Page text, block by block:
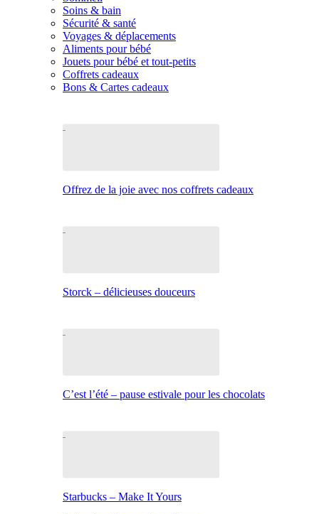
Soins & bain
Sécurité & santé
Voyages & déplacements
Aliments pour bébé
Jouets pour bébé et tout-petits
Coffrets cadeaux
Bons & Cartes cadeaux
Offrez de la joie avec nos coffrets cadeaux
Storck – délicieuses douceurs
C’est l’été – pause estivale pour les chocolats
Starbucks – Make It Yours